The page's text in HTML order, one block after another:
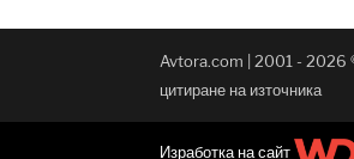
Avtora.com | 2001 - 2026 ®
цитиране на източника
Изработка на сайт